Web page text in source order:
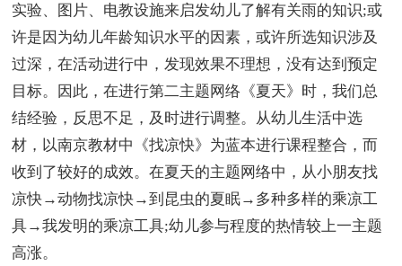
实验、图片、电教设施来启发幼儿了解有关雨的知识;或
许是因为幼儿年龄知识水平的因素，或许所选知识涉及
过深，在活动进行中，发现效果不理想，没有达到预定
目标。因此，在进行第二主题网络《夏天》时，我们总
结经验，反思不足，及时进行调整。从幼儿生活中选
材，以南京教材中《找凉快》为蓝本进行课程整合，而
收到了较好的成效。在夏天的主题网络中，从小朋友找
凉快→动物找凉快→到昆虫的夏眠→多种多样的乘凉工
具→我发明的乘凉工具;幼儿参与程度的热情较上一主题
高涨。